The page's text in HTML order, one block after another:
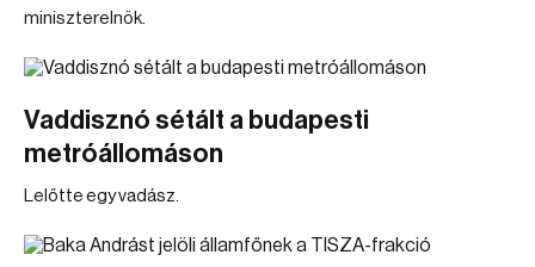
miniszterelnök.
Vaddisznó sétált a budapesti
metróállomáson
Lelőtte egy vadász.